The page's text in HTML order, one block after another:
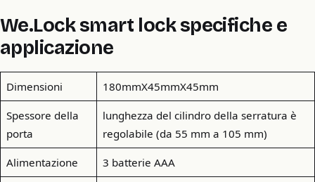
We.Lock smart lock specifiche e
applicazione
Dimensioni 180mmX45mmX45mm
Spessore della
porta
lunghezza del cilindro della serratura è
regolabile (da 55 mm a 105 mm)
Alimentazione 3 batterie AAA